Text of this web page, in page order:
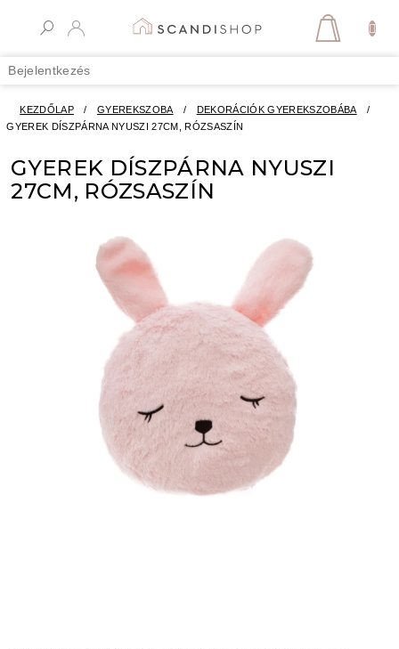
Bejelentkezés
KOSÁR
KEZDŐLAP / GYEREKSZOBA / DEKORÁCIÓK GYEREKSZOBÁBA
/
GYEREK DÍSZPÁRNA NYUSZI 27CM, RÓZSASZÍN
GYEREK DÍSZPÁRNA NYUSZI
27CM, RÓZSASZÍN